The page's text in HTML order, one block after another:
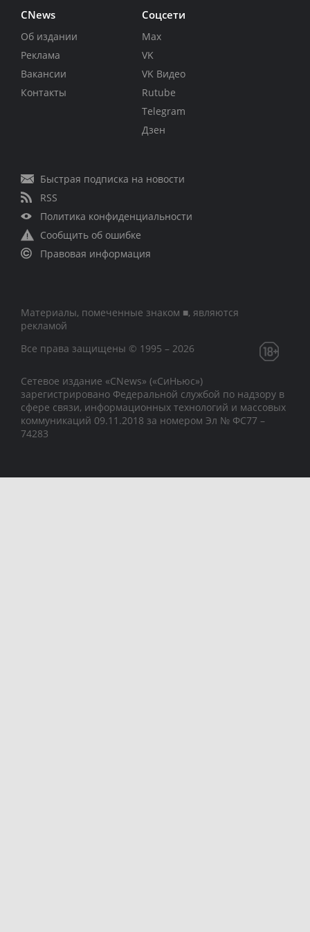
CNews
Об издании
Реклама
Вакансии
Контакты
Соцсети
Max
VK
VK Видео
Rutube
Telegram
Дзен
Быстрая подписка на новости
RSS
Политика конфиденциальности
Сообщить об ошибке
Правовая информация
Материалы, помеченные знаком ■, являются
рекламой
Все права защищены © 1995 – 2026
Сетевое издание «CNews» («СиНьюс»)
зарегистрировано Федеральной службой по надзору в
сфере связи, информационных технологий и массовых
коммуникаций 09.11.2018 за номером Эл № ФС77 –
74283